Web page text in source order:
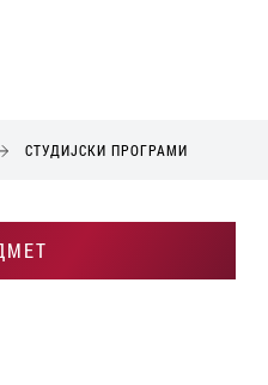
СТУДИЈСКИ ПРОГРАМИ